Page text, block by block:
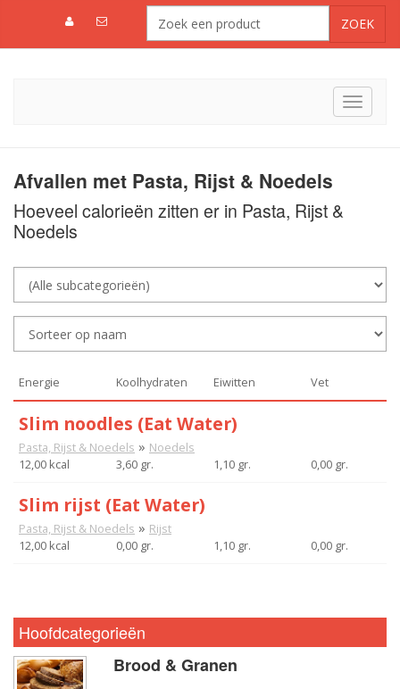
Toggle
Afvallen met Pasta, Rijst & Noedels
Hoeveel calorieën zitten er in Pasta, Rijst &
Noedels
Energie Koolhydraten Eiwitten Vet
Slim noodles (Eat Water)
Pasta, Rijst & Noedels » Noedels
12,00 kcal
3,60 gr. 1,10 gr. 0,00 gr.
Slim rijst (Eat Water)
Pasta, Rijst & Noedels » Rijst
12,00 kcal
0,00 gr. 1,10 gr. 0,00 gr.
Hoofdcategorieën
Brood & Granen